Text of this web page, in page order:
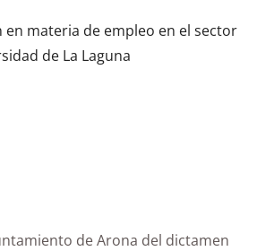
en materia de empleo en el sector
de La Laguna
de Arona del dictamen